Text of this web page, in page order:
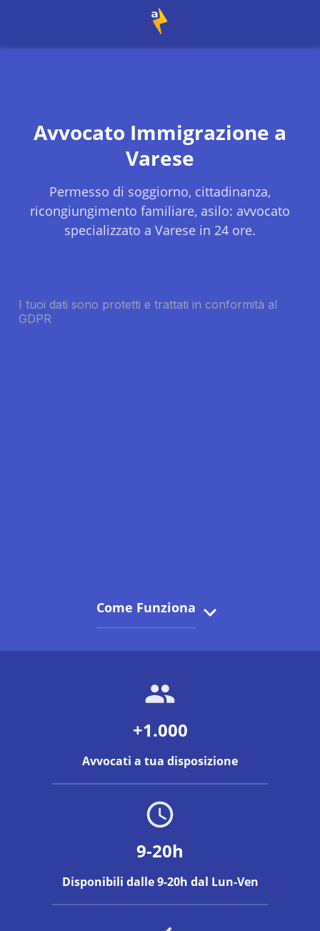
Avvocato Immigrazione a
Varese
Permesso di soggiorno, cittadinanza,
ricongiungimento familiare, asilo: avvocato
specializzato a Varese in 24 ore.
Come Funziona
+1.000
Avvocati a tua disposizione
9-20h
Disponibili dalle 9-20h dal Lun-Ven